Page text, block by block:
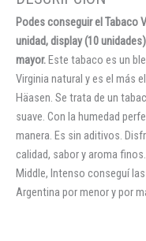
Podes conseguir el Tabaco
unidad, display (10
mayor.Este tabaco es un
Virginia natural y es el más
Häasen. Se trata de un
suave. Con la humedad
manera. Es sin aditivos.
calidad, sabor y aroma
Middle, Intenso conseguí
Argentina por menor y por